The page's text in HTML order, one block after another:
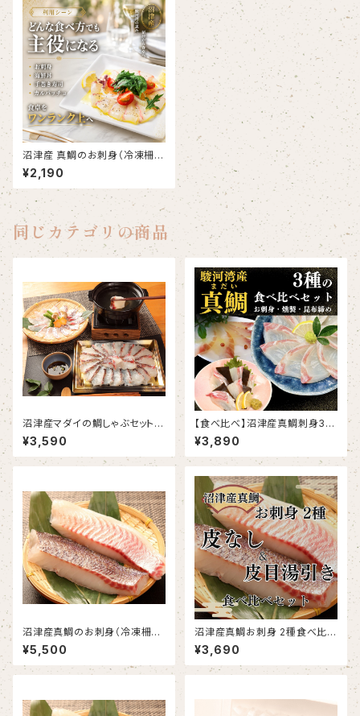
沼津産 真鯛のお刺身（冷凍柵）
約130g×2袋
¥2,190
同じカテゴリの商品
沼津産マダイの鯛しゃぶセット
鯛だし付き(メッセージカード・の
し対応可能)
¥3,590
【食べ比べ】沼津産真鯛刺身3種
セット（さしみ130g、昆布締め6
0g×2、スモーク60g×2）
¥3,890
沼津産真鯛のお刺身（冷凍柵）
約130g×5袋
¥5,500
沼津産真鯛お刺身 2種食べ比べ
セット 鯛皮なし刺身 130g×2袋
鯛皮目湯引き済み 130g×2袋
¥3,690